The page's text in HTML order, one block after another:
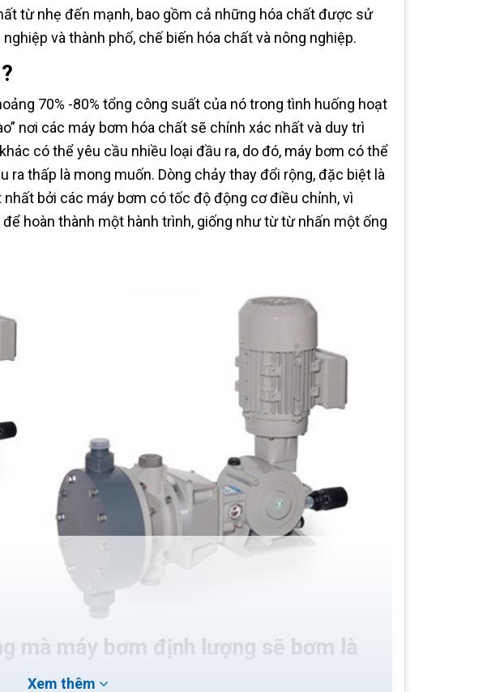
từ ​​nhẹ đến mạnh, bao gồm cả những hóa chất được sử
và thành phố, chế biến hóa chất và nông nghiệp.
70% -80% tổng công suất của nó trong tình huống hoạt
nơi các máy bơm hóa chất sẽ chính xác nhất và duy trì
có thể yêu cầu nhiều loại đầu ra, do đó, máy bơm có thể
thấp là mong muốn. Dòng chảy thay đổi rộng, đặc biệt là
bởi các máy bơm có tốc độ động cơ điều chỉnh, vì
hoàn thành một hành trình, giống như từ từ nhấn một ống
mà máy bơm định lượng sẽ bơm là
Xem thêm